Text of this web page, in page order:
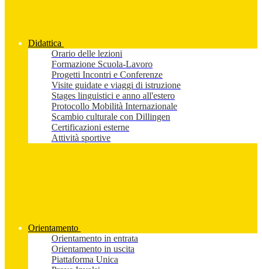
Didattica
Orario delle lezioni
Formazione Scuola-Lavoro
Progetti Incontri e Conferenze
Visite guidate e viaggi di istruzione
Stages linguistici e anno all'estero
Protocollo Mobilità Internazionale
Scambio culturale con Dillingen
Certificazioni esterne
Attività sportive
Orientamento
Orientamento in entrata
Orientamento in uscita
Piattaforma Unica